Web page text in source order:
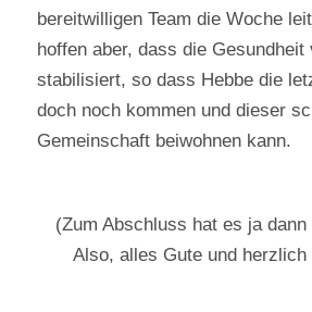
bereitwilligen Team die Woche
hoffen aber, dass die
stabilisiert, so dass Hebbe die
doch noch kommen und dieser
Gemeinschaft beiwohnen kann.
(Zum Abschluss hat es ja
Also, alles Gute und herzlich